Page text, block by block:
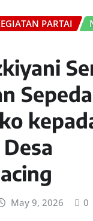
PARTAI
May 9, 2026 0